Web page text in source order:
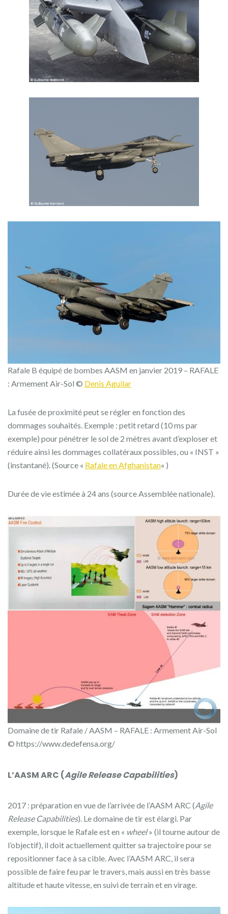
Rafale B équipé de bombes AASM en janvier 2019 – RAFALE
: Armement Air-Sol © Denis Aguilar
La fusée de proximité peut se régler en fonction des
dommages souhaités. Exemple : petit retard (10 ms par
exemple) pour pénétrer le sol de 2 mètres avant d’exploser et
réduire ainsi les dommages collatéraux possibles, ou « INST »
(instantané). (Source « Rafale en Afghanistan« )
Durée de vie estimée à 24 ans (source Assemblée nationale).
Domaine de tir Rafale / AASM – RAFALE : Armement Air-Sol
© https://www.dedefensa.org/
L’AASM ARC (Agile Release Capabilities)
2017 : préparation en vue de l’arrivée de l’AASM ARC (Agile
Release Capabilities). Le domaine de tir est élargi. Par
exemple, lorsque le Rafale est en « wheel» (il tourne autour de
l’objectif), il doit actuellement quitter sa trajectoire pour se
repositionner face à sa cible. Avec l’AASM ARC, il sera
possible de faire feu par le travers, mais aussi en très basse
altitude et haute vitesse, en suivi de terrain et en virage.